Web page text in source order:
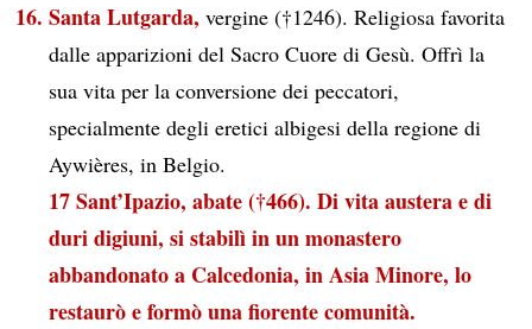
Santa Lutgarda, vergine (†1246). Religiosa favorita
dalle apparizioni del Sacro Cuore di Gesù. Offrì la
sua vita per la conversione dei peccatori,
specialmente degli eretici albigesi della regione di
Aywières, in Belgio.
17 Sant’Ipazio, abate (†466). Di vita austera e di
duri digiuni, si stabilì in un monastero
abbandonato a Calcedonia, in Asia Minore, lo
restaurò e formò una fiorente comunità.